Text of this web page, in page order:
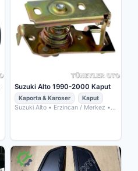
Suzuki Alto 1990-2000 Kaput
Kaporta & Karoser Kaput
Suzuki Alto • Erzincan / Merkez •